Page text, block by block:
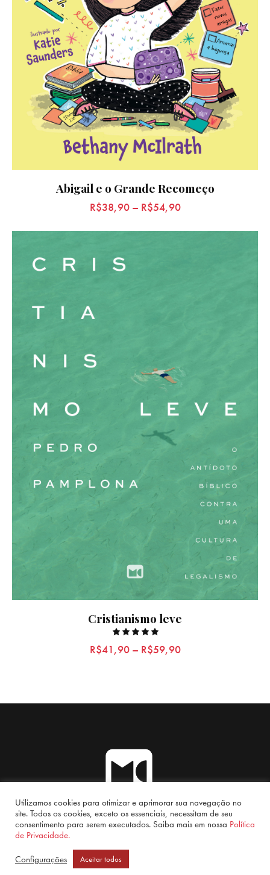
Abigail e o Grande Recomeço
R$38,90– R$54,90
Cristianismo leve
R$41,90– R$59,90
Rated
PRODUTOS QUEM SOMOS CONTATO
FAQ
CATÁLOGO
Utilizamos cookies para otimizar e aprimorar sua navegação no
site. Todos os cookies, exceto os essenciais, necessitam de seu
consentimento para serem executados. Saiba mais em nossa Política
de Privacidade.
Configurações Aceitar todos